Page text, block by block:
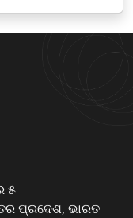
୫
ପ୍ରଦେଶ, ଭାରତ